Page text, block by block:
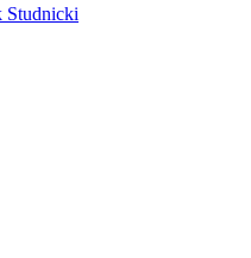
Studnicki